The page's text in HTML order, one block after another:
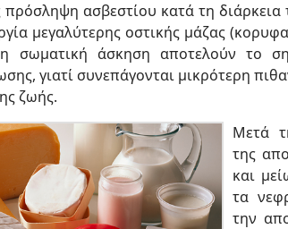
ασβεστίου κατά τη διάρκεια
μεγαλύτερης οστικής μάζας
σωματική άσκηση αποτελούν το
γιατί συνεπάγονται μικρότερη
ζωής.
Μετά
της
και
τα
την